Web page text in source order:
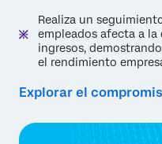
Realiza un
empleados afecta a la
ingresos,
el rendimiento
Explorar el